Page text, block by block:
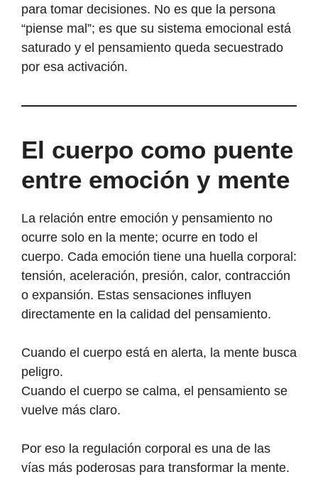
para tomar decisiones. No es que la persona
“piense mal”; es que su sistema emocional está
saturado y el pensamiento queda secuestrado
por esa activación.
El cuerpo como puente
entre emoción y mente
La relación entre emoción y pensamiento no
ocurre solo en la mente; ocurre en todo el
cuerpo. Cada emoción tiene una huella corporal:
tensión, aceleración, presión, calor, contracción
o expansión. Estas sensaciones influyen
directamente en la calidad del pensamiento.
Cuando el cuerpo está en alerta, la mente busca
peligro.
Cuando el cuerpo se calma, el pensamiento se
vuelve más claro.
Por eso la regulación corporal es una de las
vías más poderosas para transformar la mente.